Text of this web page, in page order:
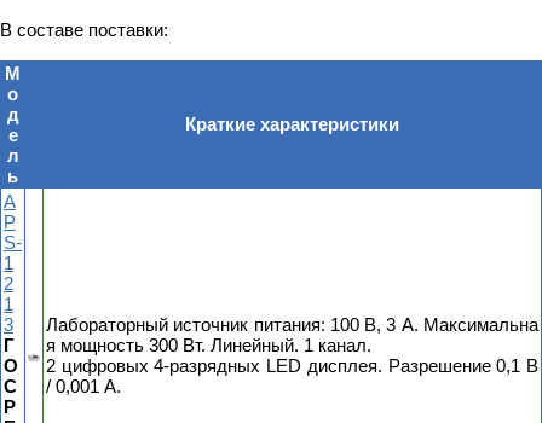
В составе поставки:
М
о
д
е
л
ь
Краткие характеристики
A
P
S-
1
2
1
3
Г
О
С
Р
Лабораторный источник питания: 100 В, 3 А. Максимальна
я мощность 300 Вт. Линейный. 1 канал.
2 цифровых 4-разрядных LED дисплея. Разрешение 0,1 В
/ 0,001 А.